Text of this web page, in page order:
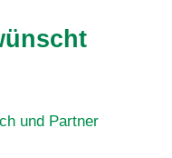
und Partner